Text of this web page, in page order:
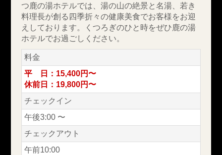
つ鹿の湯ホテルでは、湯の山の絶景と名湯、若き
料理長が創る四季折々の健康美食でお客様をお迎
えしております。くつろぎのひと時をぜひ鹿の湯
ホテルでお過ごしください。
料金
平 日：15,400円〜
休前日：19,800円〜
チェックイン
午後3:00 〜
チェックアウト
午前10:00